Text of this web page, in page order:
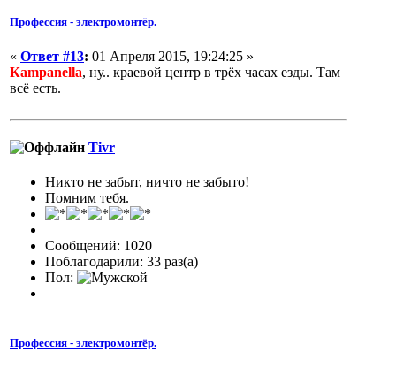
Профессия - электромонтёр.
« Ответ #13: 01 Апреля 2015, 19:24:25 »
Кampanella, ну.. краевой центр в трёх часах езды. Там
всё есть.
Tivr
Никто не забыт, ничто не забыто!
Помним тебя.
Сообщений: 1020
Поблагодарили: 33 раз(а)
Пол:
Профессия - электромонтёр.